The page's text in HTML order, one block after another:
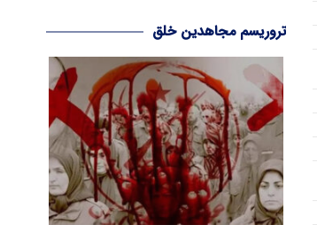
تروریسم مجاهدین خلق